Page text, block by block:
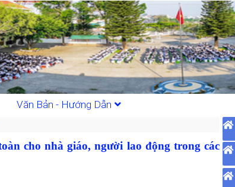
Văn Bản - Hướng Dẫn
cho nhà giáo, người lao động trong các